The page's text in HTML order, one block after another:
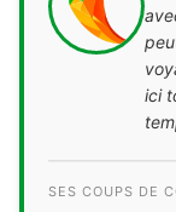
ici
SES COUPS DE